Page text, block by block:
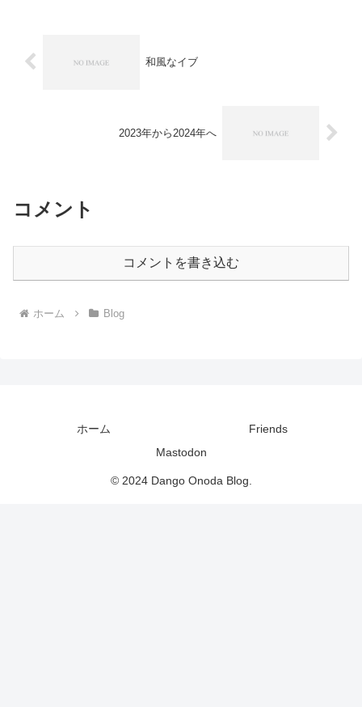
和風なイブ
2023年から2024年へ
コメント
コメントを書き込む
ホーム Blog
ホーム
Friends
Mastodon
© 2024 Dango Onoda Blog.